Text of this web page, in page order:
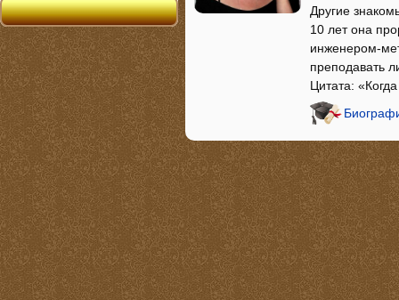
Другие
10 лет она
инженером-
преподавать
Цитата: